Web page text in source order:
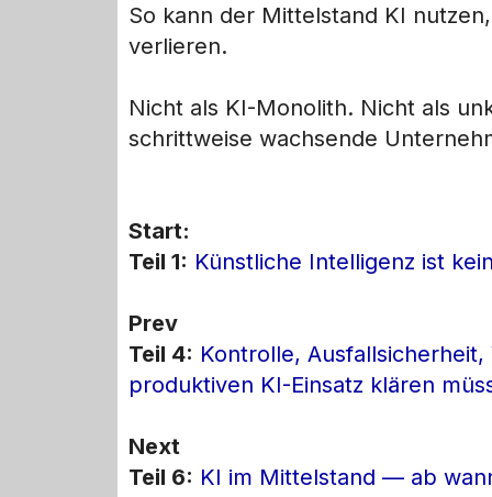
So kann der Mittelstand KI
verlieren.
Nicht als KI-Monolith. Nicht als
schrittweise wachsende
Start:
Teil 1: Künstliche Intelligenz ist
Prev
Teil 4: Kontrolle,
produktiven KI-Einsatz klären
Next
Teil 6: KI im Mittelstand — ab